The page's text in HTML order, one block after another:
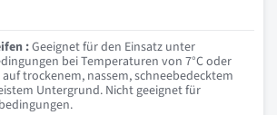
:Geeignet für den Einsatz unter
bei Temperaturen von 7°C oder
trockenem, nassem, schneebedecktem
Untergrund. Nicht geeignet für